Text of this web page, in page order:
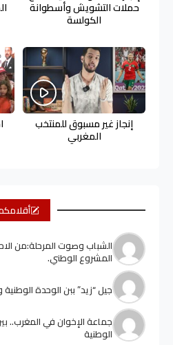
حملات التشويش وأسطوانة
الكولسة
إنجاز غير مسبوق للمنتخب
المغربي
الشباب وصوت المرحلة:من
المشروع الوطني.
جيل “زيد” ببن الوحدة
جماعة الإخوان في المغرب..
الوطنية